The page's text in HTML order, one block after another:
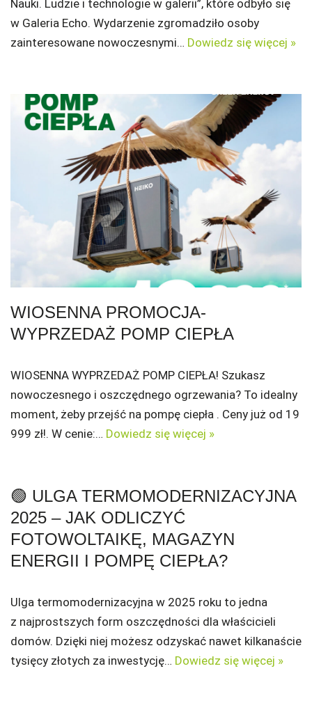
Nauki. Ludzie i technologie w galerii”, które odbyło się
w Galeria Echo. Wydarzenie zgromadziło osoby
zainteresowane nowoczesnymi… Dowiedz się więcej »
WIOSENNA PROMOCJA-
WYPRZEDAŻ POMP CIEPŁA
WIOSENNA WYPRZEDAŻ POMP CIEPŁA! Szukasz
nowoczesnego i oszczędnego ogrzewania? To idealny
moment, żeby przejść na pompę ciepła . Ceny już od 19
999 zł!. W cenie:… Dowiedz się więcej »
🟢 ULGA TERMOMODERNIZACYJNA
2025 – JAK ODLICZYĆ
FOTOWOLTAIKĘ, MAGAZYN
ENERGII I POMPĘ CIEPŁA?
Ulga termomodernizacyjna w 2025 roku to jedna
z najprostszych form oszczędności dla właścicieli
domów. Dzięki niej możesz odzyskać nawet kilkanaście
tysięcy złotych za inwestycję… Dowiedz się więcej »